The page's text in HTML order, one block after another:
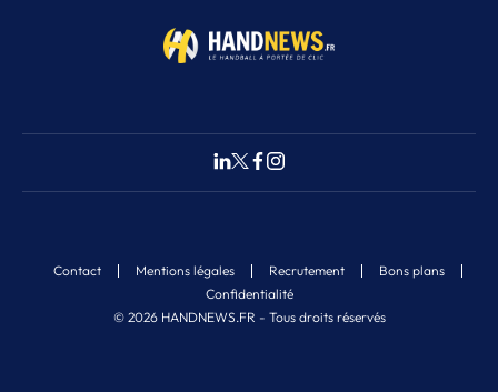
© 2026 HANDNEWS.FR - Tous droits réservés
Contact Mentions légales Recrutement
Bons plans
Confidentialité